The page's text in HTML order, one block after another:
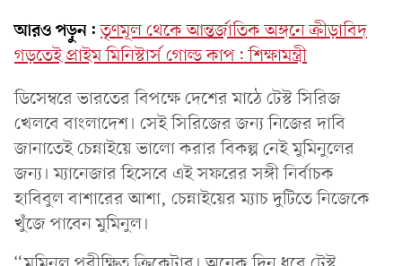
আরও পড়ুন: তৃণমূল থেকে আন্তর্জাতিক অঙ্গনে ক্রীড়াবিদ
গড়তেই প্রাইম মিনিস্টার্স গোল্ড কাপ: শিক্ষামন্ত্রী
ডিসেম্বরে ভারতের বিপক্ষে দেশের মাঠে টেস্ট সিরিজ
খেলবে বাংলাদেশ। সেই সিরিজের জন্য নিজের দাবি
জানাতেই চেন্নাইয়ে ভালো করার বিকল্প নেই মুমিনুলের
জন্য। ম্যানেজার হিসেবে এই সফরের সঙ্গী নির্বাচক
হাবিবুল বাশারের আশা, চেন্নাইয়ের ম্যাচ দুটিতে নিজেকে
খুঁজে পাবেন মুমিনুল।